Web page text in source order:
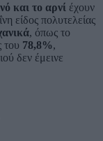
και το αρνί έχουν
είδος πολυτελείας
, όπως το
του 78,8%,
δεν έμεινε